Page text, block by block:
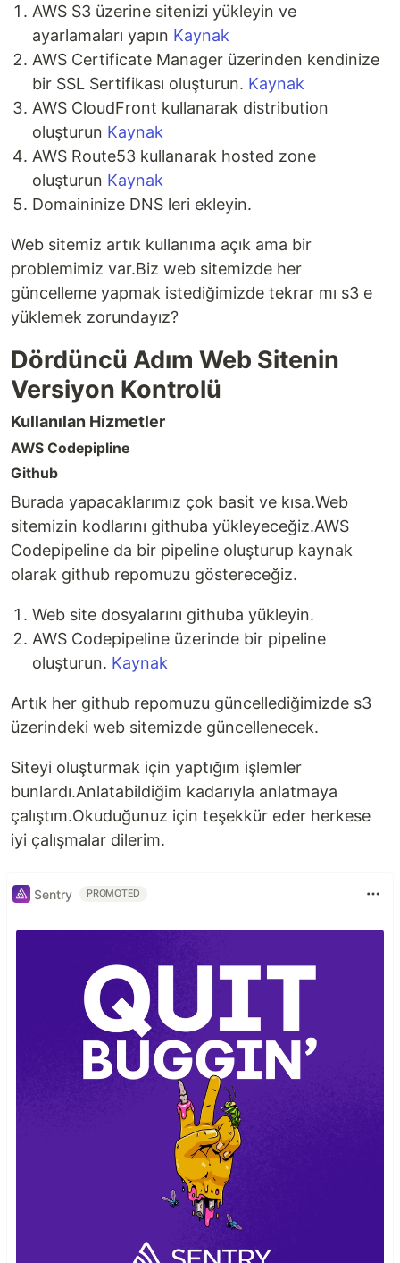
AWS S3 üzerine sitenizi yükleyin ve
ayarlamaları yapın Kaynak
AWS Certificate Manager üzerinden kendinize
bir SSL Sertifikası oluşturun. Kaynak
AWS CloudFront kullanarak distribution
oluşturun Kaynak
AWS Route53 kullanarak hosted zone
oluşturun Kaynak
Domaininize DNS leri ekleyin.
Web sitemiz artık kullanıma açık ama bir
problemimiz var.Biz web sitemizde her
güncelleme yapmak istediğimizde tekrar mı s3 e
yüklemek zorundayız?
Dördüncü Adım Web Sitenin
Versiyon Kontrolü
Kullanılan Hizmetler
AWS Codepipline
Github
Burada yapacaklarımız çok basit ve kısa.Web
sitemizin kodlarını githuba yükleyeceğiz.AWS
Codepipeline da bir pipeline oluşturup kaynak
olarak github repomuzu göstereceğiz.
Web site dosyalarını githuba yükleyin.
AWS Codepipeline üzerinde bir pipeline
oluşturun. Kaynak
Artık her github repomuzu güncellediğimizde s3
üzerindeki web sitemizde güncellenecek.
Siteyi oluşturmak için yaptığım işlemler
bunlardı.Anlatabildiğim kadarıyla anlatmaya
çalıştım.Okuduğunuz için teşekkür eder herkese
iyi çalışmalar dilerim.
Sentry PROMOTED